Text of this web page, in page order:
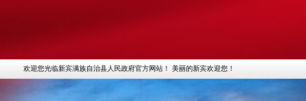
欢迎您光临新宾满族自治县人民政府官方网站！ 美丽的新宾欢迎您！